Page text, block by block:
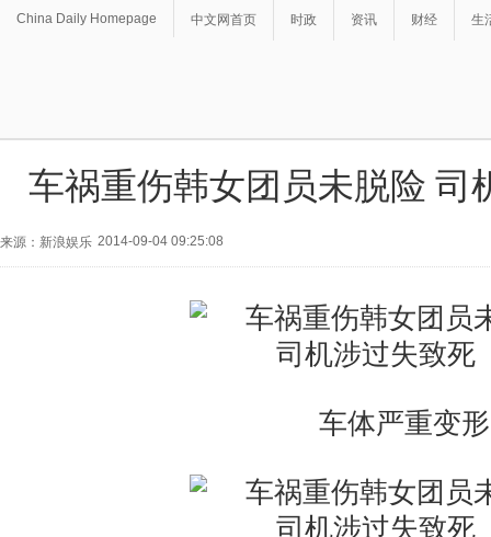
China Daily Homepage 中文网首页 时政 资讯 财经 生
车祸重伤韩女团员未脱险 司
来源：新浪娱乐 2014-09-04 09:25:08
车体严重变形